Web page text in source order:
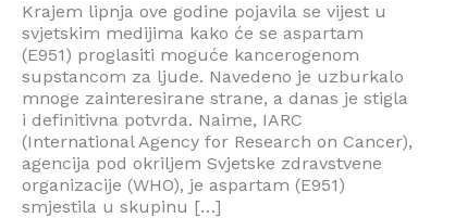
Krajem lipnja ove godine pojavila se vijest u
svjetskim medijima kako će se aspartam
(E951) proglasiti moguće kancerogenom
supstancom za ljude. Navedeno je uzburkalo
mnoge zainteresirane strane, a danas je stigla
i definitivna potvrda. Naime, IARC
(International Agency for Research on Cancer),
agencija pod okriljem Svjetske zdravstvene
organizacije (WHO), je aspartam (E951)
smjestila u skupinu […]